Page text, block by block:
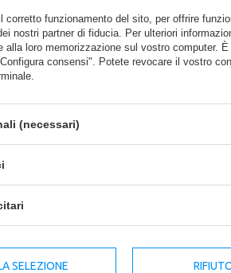
corretto funzionamento del sito, per offrire
nostri partner di fiducia. Per ulteriori
alla loro memorizzazione sul vostro computer.
consensi". Potete revocare il vostro
(necessari)
SELEZIONE